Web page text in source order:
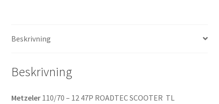
Beskrivning
Beskrivning
Metzeler 110/70 – 12 47P ROADTEC SCOOTER TL